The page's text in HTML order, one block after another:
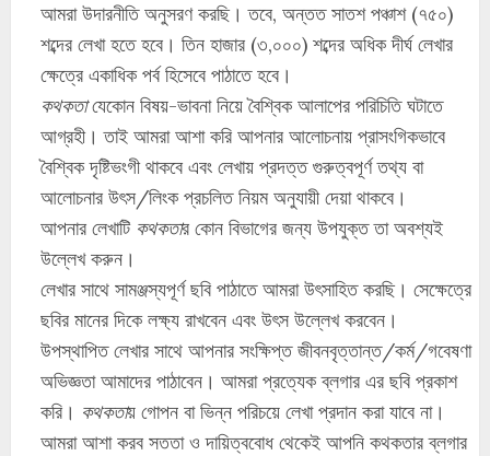
আমরা উদারনীতি অনুসরণ করছি। তবে, অন্তত সাতশ পঞ্চাশ (৭৫০)
শব্দের লেখা হতে হবে। তিন হাজার (৩,০০০) শব্দের অধিক দীর্ঘ লেখার
ক্ষেত্রে একাধিক পর্ব হিসেবে পাঠাতে হবে।
কথকতাযেকোন বিষয়-ভাবনা নিয়ে বৈশ্বিক আলাপের পরিচিতি ঘটাতে
আগ্রহী। তাই আমরা আশা করি আপনার আলোচনায় প্রাসংগিকভাবে
বৈশ্বিক দৃষ্টিভংগী থাকবে এবং লেখায় প্রদত্ত গুরুত্বপূর্ণ তথ্য বা
আলোচনার উৎস/লিংক প্রচলিত নিয়ম অনুযায়ী দেয়া থাকবে।
আপনার লেখাটি কথকতার কোন বিভাগের জন্য উপযুক্ত তা অবশ্যই
উল্লেখ করুন।
লেখার সাথে সামঞ্জস্যপূর্ণ ছবি পাঠাতে আমরা উৎসাহিত করছি। সেক্ষেত্রে
ছবির মানের দিকে লক্ষ্য রাখবেন এবং উৎস উল্লেখ করবেন।
উপস্থাপিত লেখার সাথে আপনার সংক্ষিপ্ত জীবনবৃত্তান্ত/কর্ম/গবেষণা
অভিজ্ঞতা আমাদের পাঠাবেন। আমরা প্রত্যেক ব্লগার এর ছবি প্রকাশ
করি। কথকতায় গোপন বা ভিন্ন পরিচয়ে লেখা প্রদান করা যাবে না।
আমরা আশা করব সততা ও দায়িত্ববোধ থেকেই আপনি কথকতার ব্লগার